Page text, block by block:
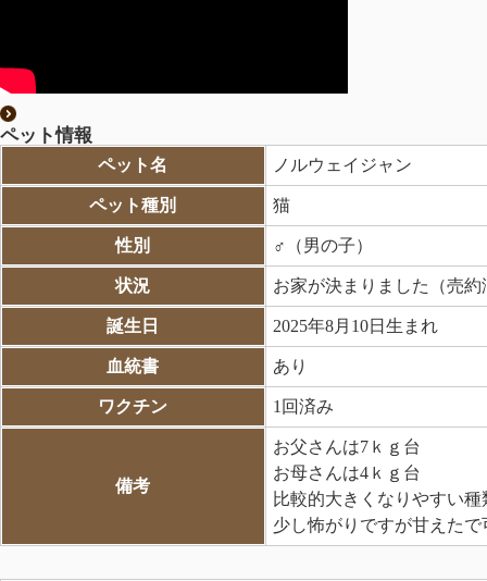
ペット情報
ペット名 ノルウェイジャン
ペット種別 猫
性別 ♂（男の子）
状況 お家が決まりました（売約
誕生日 2025年8月10日生まれ
血統書 あり
ワクチン 1回済み
備考
お父さんは7ｋｇ台
お母さんは4ｋｇ台
比較的大きくなりやすい
少し怖がりですが甘えたで